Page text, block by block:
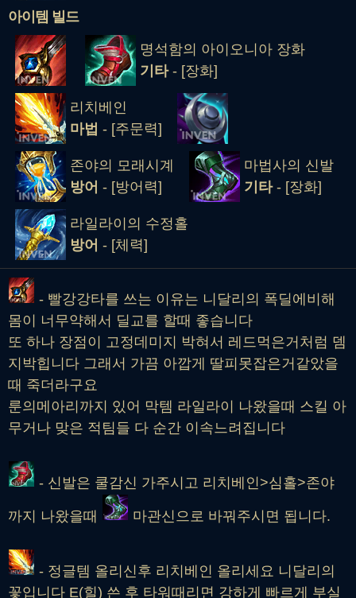
아이템 빌드
명석함의 아이오니아 장화
기타- [장화]
리치베인
마법 - [주문력]
존야의 모래시계
방어 - [방어력]
마법사의 신발
기타- [장화]
라일라이의 수정홀
방어 - [체력]
- 빨강강타를 쓰는 이유는 니달리의 폭딜에비해
몸이 너무약해서 딜교를 할때 좋습니다
또 하나 장점이 고정데미지 박혀서 레드먹은거처럼 뎀
지박힙니다 그래서 가끔 아깝게 딸피못잡은거같았을
때 죽더라구요
룬의메아리까지 있어 막템 라일라이 나왔을때 스킬 아
무거나 맞은 적팀들 다 순간 이속느려집니다
- 신발은 쿨감신 가주시고 리치베인>심홀>존야
까지 나왔을때 마관신으로 바꿔주시면 됩니다.
- 정글템 올리신후 리치베인 올리세요 니달리의
꽃입니다 E(힐) 쓴 후 타워때리면 강하게 빠르게 부실